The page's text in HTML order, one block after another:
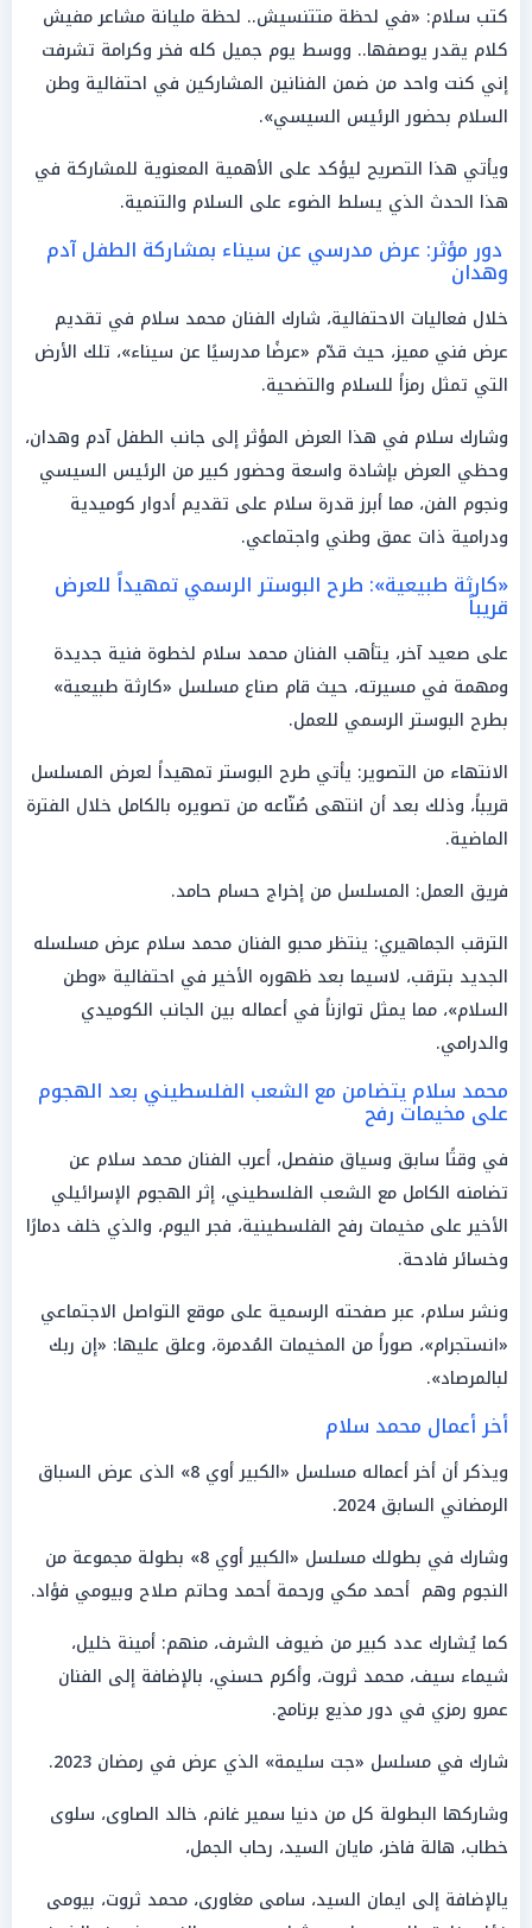
كتب سلام: «في لحظة متتنسيش.. لحظة مليانة مشاعر مفيش
كلام يقدر يوصفها.. ووسط يوم جميل كله فخر وكرامة تشرفت
إني كنت واحد من ضمن الفنانين المشاركين في احتفالية وطن
السلام بحضور الرئيس السيسي».
ويأتي هذا التصريح ليؤكد على الأهمية المعنوية للمشاركة في
هذا الحدث الذي يسلط الضوء على السلام والتنمية.
دور مؤثر: عرض مدرسي عن سيناء بمشاركة الطفل آدم
وهدان
خلال فعاليات الاحتفالية، شارك الفنان محمد سلام في تقديم
عرض فني مميز، حيث قدّم «عرضًا مدرسيًا عن سيناء»، تلك الأرض
التي تمثل رمزاً للسلام والتضحية.
وشارك سلام في هذا العرض المؤثر إلى جانب الطفل آدم وهدان،
وحظي العرض بإشادة واسعة وحضور كبير من الرئيس السيسي
ونجوم الفن، مما أبرز قدرة سلام على تقديم أدوار كوميدية
ودرامية ذات عمق وطني واجتماعي.
«كارثة طبيعية»: طرح البوستر الرسمي تمهيداً للعرض
قريباً
على صعيد آخر، يتأهب الفنان محمد سلام لخطوة فنية جديدة
ومهمة في مسيرته، حيث قام صناع مسلسل «كارثة طبيعية»
بطرح البوستر الرسمي للعمل.
الانتهاء من التصوير: يأتي طرح البوستر تمهيداً لعرض المسلسل
قريباً، وذلك بعد أن انتهى صُنّاعه من تصويره بالكامل خلال الفترة
الماضية.
فريق العمل: المسلسل من إخراج حسام حامد.
الترقب الجماهيري: ينتظر محبو الفنان محمد سلام عرض مسلسله
الجديد بترقب، لاسيما بعد ظهوره الأخير في احتفالية «وطن
السلام»، مما يمثل توازناً في أعماله بين الجانب الكوميدي
والدرامي.
محمد سلام يتضامن مع الشعب الفلسطيني بعد الهجوم
على مخيمات رفح
في وقتًا سابق وسياق منفصل، أعرب الفنان محمد سلام عن
تضامنه الكامل مع الشعب الفلسطيني، إثر الهجوم الإسرائيلي
الأخير على مخيمات رفح الفلسطينية، فجر اليوم، والذي خلف دمارًا
وخسائر فادحة.
ونشر سلام، عبر صفحته الرسمية على موقع التواصل الاجتماعي
«انستجرام»، صوراً من المخيمات المُدمرة، وعلق عليها: «إن ربك
لبالمرصاد».
أخر أعمال محمد سلام
ويذكر أن أخر أعماله مسلسل «الكبير أوي 8» الذى عرض السباق
الرمضاني السابق 2024.
وشارك في بطولك مسلسل «الكبير أوي 8» بطولة مجموعة من
النجوم وهم أحمد مكي ورحمة أحمد وحاتم صلاح وبيومي فؤاد.
كما يُشارك عدد كبير من ضيوف الشرف، منهم: أمينة خليل،
شيماء سيف، محمد ثروت، وأكرم حسني، بالإضافة إلى الفنان
عمرو رمزي في دور مذيع برنامج.
شارك في مسلسل «جت سليمة» الذي عرض في رمضان 2023.
وشاركها البطولة كل من دنيا سمير غانم، خالد الصاوى، سلوى
خطاب، هالة فاخر، مايان السيد، رحاب الجمل،
يالإضافة إلى ايمان السيد، سامى مغاورى، محمد ثروت، بيومى